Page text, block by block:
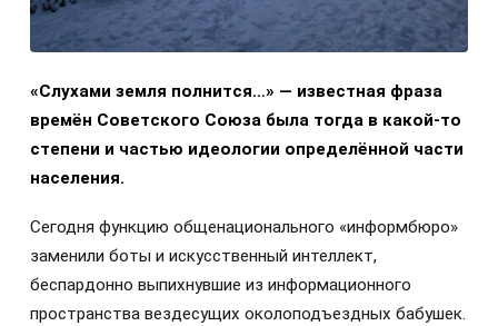
«Слухами земля полнится…» — известная фраза
времён Советского Союза была тогда в какой-то
степени и частью идеологии определённой части
населения.
Сегодня функцию общенационального «информбюро»
заменили боты и искусственный интеллект,
беспардонно выпихнувшие из информационного
пространства вездесущих околоподъездных бабушек.